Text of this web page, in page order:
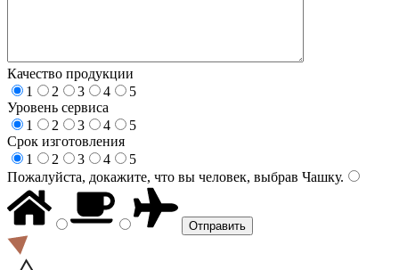
Качество продукции
1
2 3 4
5
Уровень сервиса
1
2 3 4
5
Срок изготовления
1
2 3 4
5
Пожалуйста, докажите, что вы человек, выбрав Чашку.